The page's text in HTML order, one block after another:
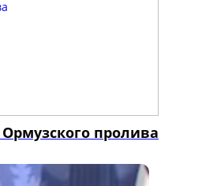
пролива